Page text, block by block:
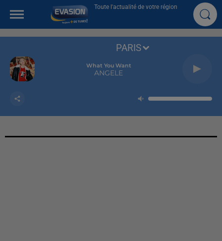
Toute l'actualité de votre région
What You Want
ANGELE
PARIS